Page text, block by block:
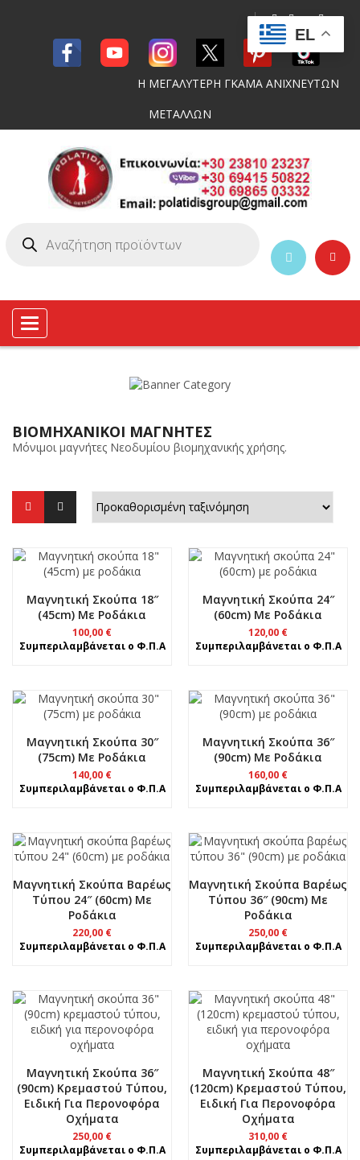
Η ΜΕΓΑΛΥΤΕΡΗ ΓΚΑΜΑ ΑΝΙΧΝΕΥΤΩΝ
ΜΕΤΑΛΛΩΝ
Toggle
navigation
ΒΙΟΜΗΧΑΝΙΚΟΊ ΜΑΓΝΉΤΕΣ
Μόνιμοι μαγνήτες Νεοδυμίου βιομηχανικής χρήσης.
Μαγνητική Σκούπα 18″
(45cm) Με Ροδάκια
100,00 €
Συμπεριλαμβάνεται ο Φ.Π.Α
Μαγνητική Σκούπα 24″
(60cm) Με Ροδάκια
120,00 €
Συμπεριλαμβάνεται ο Φ.Π.Α
Μαγνητική Σκούπα 30″
(75cm) Με Ροδάκια
140,00 €
Συμπεριλαμβάνεται ο Φ.Π.Α
Μαγνητική Σκούπα 36″
(90cm) Με Ροδάκια
160,00 €
Συμπεριλαμβάνεται ο Φ.Π.Α
Μαγνητική Σκούπα Βαρέως
Τύπου 24″ (60cm) Με
Ροδάκια
220,00 €
Συμπεριλαμβάνεται ο Φ.Π.Α
Μαγνητική Σκούπα Βαρέως
Τύπου 36″ (90cm) Με
Ροδάκια
250,00 €
Συμπεριλαμβάνεται ο Φ.Π.Α
Μαγνητική Σκούπα 36″
(90cm) Κρεμαστού Τύπου,
Ειδική Για Περονοφόρα
Οχήματα
250,00 €
Συμπεριλαμβάνεται ο Φ.Π.Α
Μαγνητική Σκούπα 48″
(120cm) Κρεμαστού Τύπου,
Ειδική Για Περονοφόρα
Οχήματα
310,00 €
Συμπεριλαμβάνεται ο Φ.Π.Α
EL